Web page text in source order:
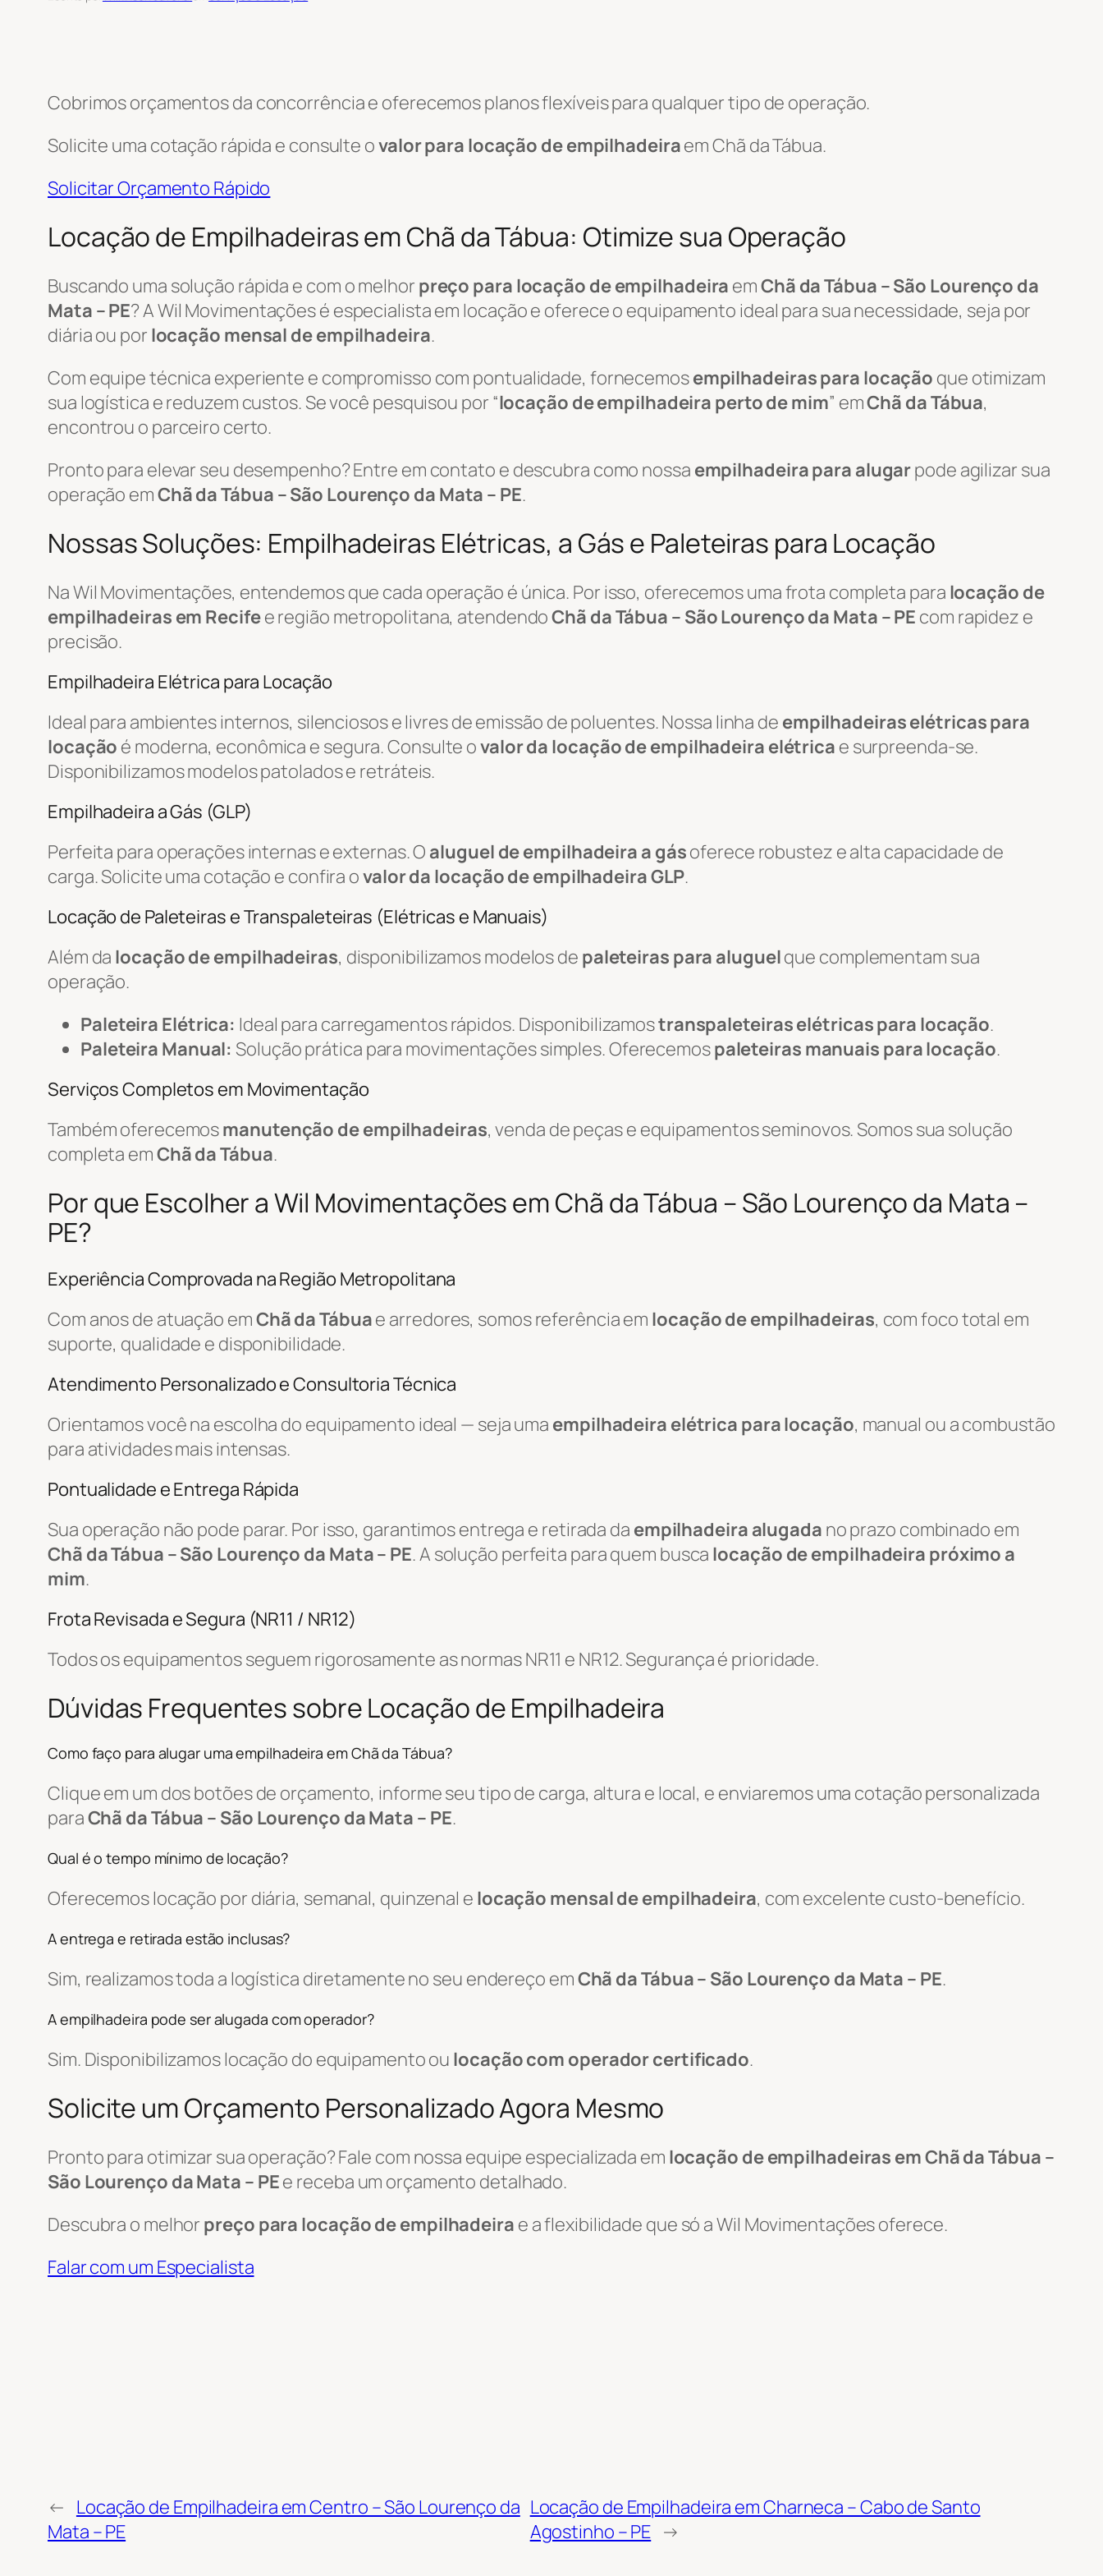
Cobrimos orçamentos da concorrência e oferecemos planos flexíveis para qualquer tipo de operação.
Solicite uma cotação rápida e consulte ovalor para locação de empilhadeiraem Chã da Tábua.
Solicitar Orçamento Rápido
Locação de Empilhadeiras em Chã da Tábua: Otimize sua Operação
Buscando uma solução rápida e com o melhor preço para locação de empilhadeira emChã da Tábua – São Lourenço da
Mata – PE? A Wil Movimentações é especialista em locação e oferece o equipamento ideal para sua necessidade, seja por
diária ou por locação mensal de empilhadeira.
Com equipe técnica experiente e compromisso com pontualidade, fornecemosempilhadeiras para locação que otimizam
sua logística e reduzem custos. Se você pesquisou por “locação de empilhadeira perto de mim” emChã da Tábua,
encontrou o parceiro certo.
Pronto para elevar seu desempenho? Entre em contato e descubra como nossa empilhadeira para alugarpode agilizar sua
operação emChã da Tábua – São Lourenço da Mata – PE.
Nossas Soluções: Empilhadeiras Elétricas, a Gás e Paleteiras para Locação
Na Wil Movimentações, entendemos que cada operação é única. Por isso, oferecemos uma frota completa para locação de
empilhadeiras em Recifee região metropolitana, atendendoChã da Tábua – São Lourenço da Mata – PE com rapidez e
precisão.
Empilhadeira Elétrica para Locação
Ideal para ambientes internos, silenciosos e livres de emissão de poluentes. Nossa linha de empilhadeiras elétricas para
locação é moderna, econômica e segura. Consulte ovalor da locação de empilhadeira elétrica e surpreenda-se.
Disponibilizamos modelos patolados e retráteis.
Empilhadeira a Gás (GLP)
Perfeita para operações internas e externas. O aluguel de empilhadeira a gásoferece robustez e alta capacidade de
carga. Solicite uma cotação e confira ovalor da locação de empilhadeira GLP.
Locação de Paleteiras e Transpaleteiras (Elétricas e Manuais)
Além da locação de empilhadeiras, disponibilizamos modelos de paleteiras para aluguelque complementam sua
operação.
Paleteira Elétrica: Ideal para carregamentos rápidos. Disponibilizamostranspaleteiras elétricas para locação.
Paleteira Manual: Solução prática para movimentações simples. Oferecemospaleteiras manuais para locação.
Serviços Completos em Movimentação
Também oferecemosmanutenção de empilhadeiras, venda de peças e equipamentos seminovos. Somos sua solução
completa emChã da Tábua.
Por que Escolher a Wil Movimentações em Chã da Tábua – São Lourenço da Mata –
PE?
Experiência Comprovada na Região Metropolitana
Com anos de atuação emChã da Tábuae arredores, somos referência em locação de empilhadeiras, com foco total em
suporte, qualidade e disponibilidade.
Atendimento Personalizado e Consultoria Técnica
Orientamos você na escolha do equipamento ideal — seja uma empilhadeira elétrica para locação, manual ou a combustão
para atividades mais intensas.
Pontualidade e Entrega Rápida
Sua operação não pode parar. Por isso, garantimos entrega e retirada da empilhadeira alugada no prazo combinado em
Chã da Tábua – São Lourenço da Mata – PE. A solução perfeita para quem busca locação de empilhadeira próximo a
mim.
Frota Revisada e Segura (NR11 / NR12)
Todos os equipamentos seguem rigorosamente as normas NR11 e NR12. Segurança é prioridade.
Dúvidas Frequentes sobre Locação de Empilhadeira
Como faço para alugar uma empilhadeira em Chã da Tábua?
Clique em um dos botões de orçamento, informe seu tipo de carga, altura e local, e enviaremos uma cotação personalizada
paraChã da Tábua – São Lourenço da Mata – PE.
Qual é o tempo mínimo de locação?
Oferecemos locação por diária, semanal, quinzenal e locação mensal de empilhadeira, com excelente custo-benefício.
A entrega e retirada estão inclusas?
Sim, realizamos toda a logística diretamente no seu endereço emChã da Tábua – São Lourenço da Mata – PE.
A empilhadeira pode ser alugada com operador?
Sim. Disponibilizamos locação do equipamento ou locação com operador certificado.
Solicite um Orçamento Personalizado Agora Mesmo
Pronto para otimizar sua operação? Fale com nossa equipe especializada em locação de empilhadeiras em Chã da Tábua –
São Lourenço da Mata – PEe receba um orçamento detalhado.
Descubra o melhor preço para locação de empilhadeira e a flexibilidade que só a Wil Movimentações oferece.
Falar com um Especialista
← Locação de Empilhadeira em Centro – São Lourenço da
Mata – PE
Locação de Empilhadeira em Charneca – Cabo de Santo
Agostinho – PE →